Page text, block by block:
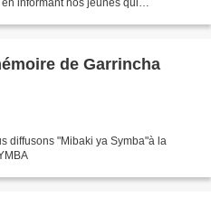
informant nos jeunes qui
de Garrincha
diffusons "Mibaki ya Symba"à la